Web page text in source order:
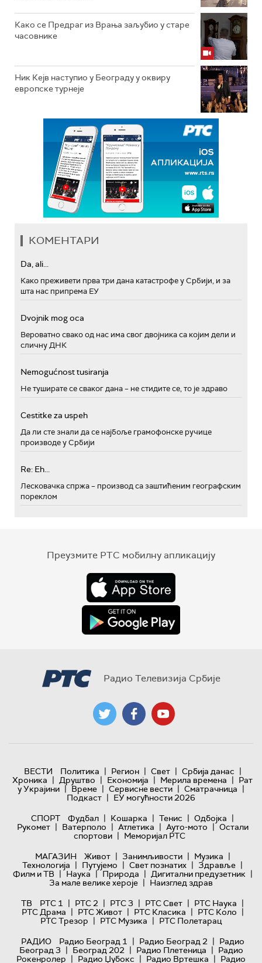
Како се Предраг из Врања заљубио у старе
часовнике
Ник Кејв наступио у Београду у оквиру
европске турнеје
КОМЕНТАРИ
Da, ali...
Како преживети прва три дана катастрофе у Србији, и за
шта нас припрема ЕУ
Dvojnik mog oca
Вероватно свако од нас има свог двојника са којим дели и
сличну ДНК
Nemogućnost tusiranja
Не туширате се сваког дана – не стидите се, то је здраво
Cestitke za uspeh
Да ли сте знали да се најбоље грамофонске ручице
производе у Србији
Re: Eh...
Лесковачка спржа – производ са заштићеним географским
пореклом
Преузмите РТС мобилну апликацију
Радио Телевизија Србије
ВЕСТИ Политика | Регион | Свет | Србија данас |
Хроника | Друштво | Економија | Мерила времена | Рат
у Украјини | Време | Сервисне вести | Сматрачница |
Подкаст | ЕУ могућности 2026
СПОРТ
Фудбал | Кошарка | Тенис | Одбојка |
Рукомет | Ватерполо | Атлетика | Ауто-мото | Остали
спортови | Меморијал РТС
МАГАЗИН
Живот | Занимљивости | Музика |
Технологијa | Путујемо | Свет познатих | Здравље |
Филм и ТВ | Наука | Природа | Дигитални предузетник |
За мале велике хероје | Наизглед здрав
ТВ
РТС 1 | РТС 2 | РТС 3 | РТС Свет | РТС Наука |
РТС Драма | РТС Живот | РТС Класика | РТС Коло |
РТС Трезор | РТС Музика | РТС Полетарац
РАДИО
Радио Београд 1 | Радио Београд 2 | Радио
Београд 3 | Београд 202 | Радио Плетеница | Радио
Рокенролер | Радио Џубокс | Радио Вртешка | Радио